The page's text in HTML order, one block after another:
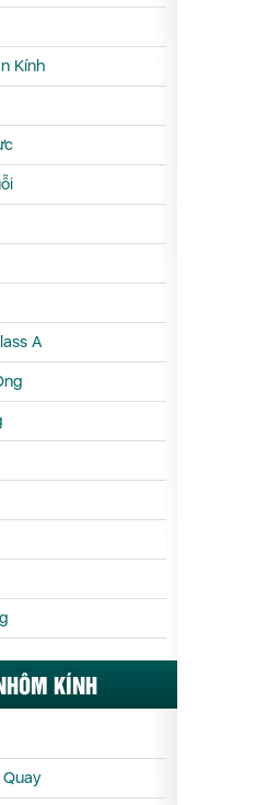
Kính
A
KÍNH